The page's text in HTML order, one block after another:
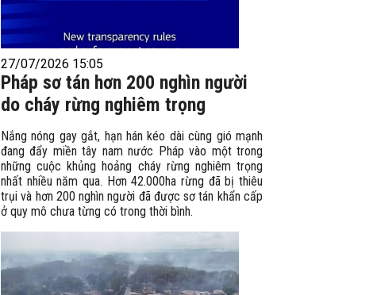
27/07/2026 15:05
Pháp sơ tán hơn 200 nghìn người
do cháy rừng nghiêm trọng
Nắng nóng gay gắt, hạn hán kéo dài cùng gió mạnh
đang đẩy miền tây nam nước Pháp vào một trong
những cuộc khủng hoảng cháy rừng nghiêm trọng
nhất nhiều năm qua. Hơn 42.000ha rừng đã bị thiêu
trụi và hơn 200 nghìn người đã được sơ tán khẩn cấp
ở quy mô chưa từng có trong thời bình.